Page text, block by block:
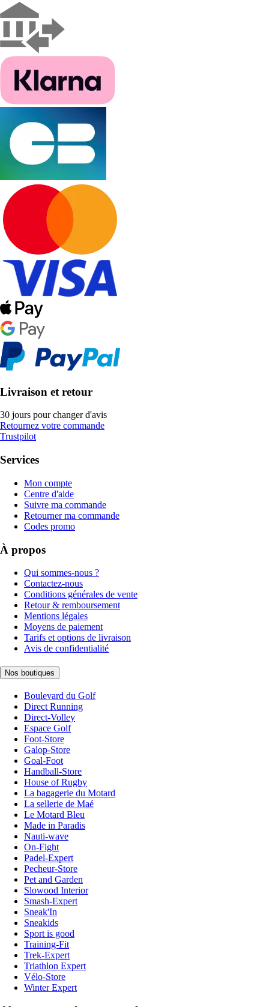
Livraison et retour
30 jours pour changer d'avis
Retournez votre commande
Trustpilot
Services
Mon compte
Centre d'aide
Suivre ma commande
Retourner ma commande
Codes promo
À propos
Qui sommes-nous ?
Contactez-nous
Conditions générales de vente
Retour & remboursement
Mentions légales
Moyens de paiement
Tarifs et options de livraison
Avis de confidentialité
Nos boutiques
Boulevard du Golf
Direct Running
Direct-Volley
Espace Golf
Foot-Store
Galop-Store
Goal-Foot
Handball-Store
House of Rugby
La bagagerie du Motard
La sellerie de Maé
Le Motard Bleu
Made in Paradis
Nauti-wave
On-Fight
Padel-Expert
Pecheur-Store
Pet and Garden
Slowood Interior
Smash-Expert
Sneak'In
Sneakids
Sport is good
Training-Fit
Trek-Expert
Triathlon Expert
Vélo-Store
Winter Expert